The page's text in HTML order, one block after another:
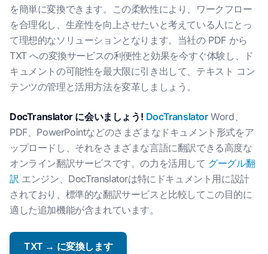
を簡単に変換できます。この柔軟性により、ワークフロー
を合理化し、生産性を向上させたいと考えている人にとっ
て理想的なソリューションとなります。当社の PDF から
TXT への変換サービスの利便性と効果を今すぐ体験し、ド
キュメントの可能性を最大限に引き出して、テキスト コン
テンツの管理と活用方法を変革しましょう。
DocTranslator に会いましょう! DocTranslatorWord、
PDF、PowerPointなどのさまざまなドキュメント形式をア
ップロードし、それをさまざまな言語に翻訳できる高度な
オンライン翻訳サービスです。の力を活用して グーグル翻
訳 エンジン、DocTranslatorは特にドキュメント用に設計
されており、標準的な翻訳サービスと比較してこの目的に
適した追加機能が含まれています。
TXT → に変換します